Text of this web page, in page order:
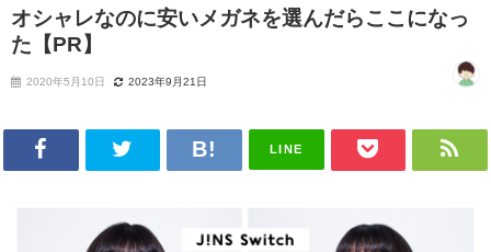
オシャレなのに安いメガネを選んだらここになっ
た【PR】
2020年5月10日 2023年9月21日
LINE